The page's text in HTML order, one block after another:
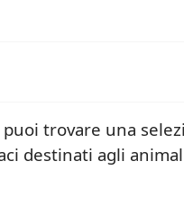
trovare una
destinati agli